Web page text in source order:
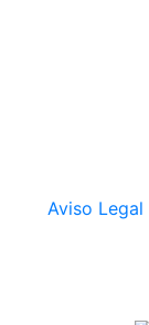
Aviso Legal